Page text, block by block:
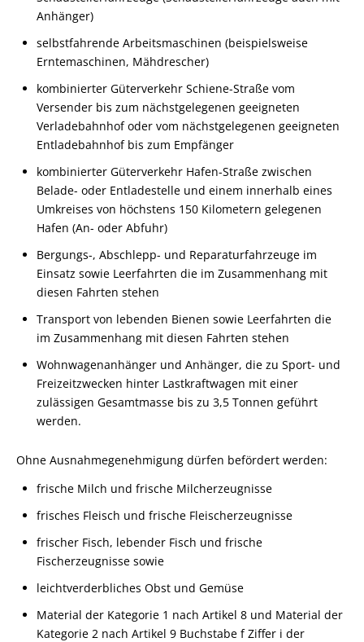
Anhänger)
selbstfahrende Arbeitsmaschinen (beispielsweise
Erntemaschinen, Mähdrescher)
kombinierter Güterverkehr Schiene-Straße vom
Versender bis zum nächstgelegenen geeigneten
Verladebahnhof oder vom nächstgelegenen geeigneten
Entladebahnhof bis zum Empfänger
kombinierter Güterverkehr Hafen-Straße zwischen
Belade- oder Entladestelle und einem innerhalb eines
Umkreises von höchstens 150 Kilometern gelegenen
Hafen (An- oder Abfuhr)
Bergungs-, Abschlepp- und Reparaturfahrzeuge im
Einsatz sowie Leerfahrten die im Zusammenhang mit
diesen Fahrten stehen
Transport von lebenden Bienen sowie Leerfahrten die
im Zusammenhang mit diesen Fahrten stehen
Wohnwagenanhänger und Anhänger, die zu Sport- und
Freizeitzwecken hinter Lastkraftwagen mit einer
zulässigen Gesamtmasse bis zu 3,5 Tonnen geführt
werden.
Ohne Ausnahmegenehmigung dürfen befördert werden:
frische Milch und frische Milcherzeugnisse
frisches Fleisch und frische Fleischerzeugnisse
frischer Fisch, lebender Fisch und frische
Fischerzeugnisse sowie
leichtverderbliches Obst und Gemüse
Material der Kategorie 1 nach Artikel 8 und Material der
Kategorie 2 nach Artikel 9 Buchstabe f Ziffer i der